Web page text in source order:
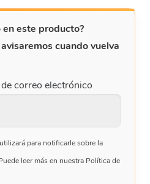
este producto?
cuando vuelva
correo electrónico
para notificarle sobre la
leer más en nuestra Política de